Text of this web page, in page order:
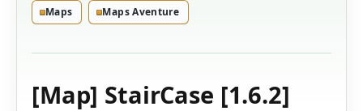
Maps Maps Aventure
[Map] StairCase [1.6.2]